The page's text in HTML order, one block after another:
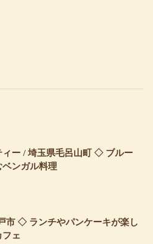
ィー / 埼玉県毛呂山町 ◇ ブルー
ンガル料理
市 ◇ ランチやパンケーキが楽し
フェ